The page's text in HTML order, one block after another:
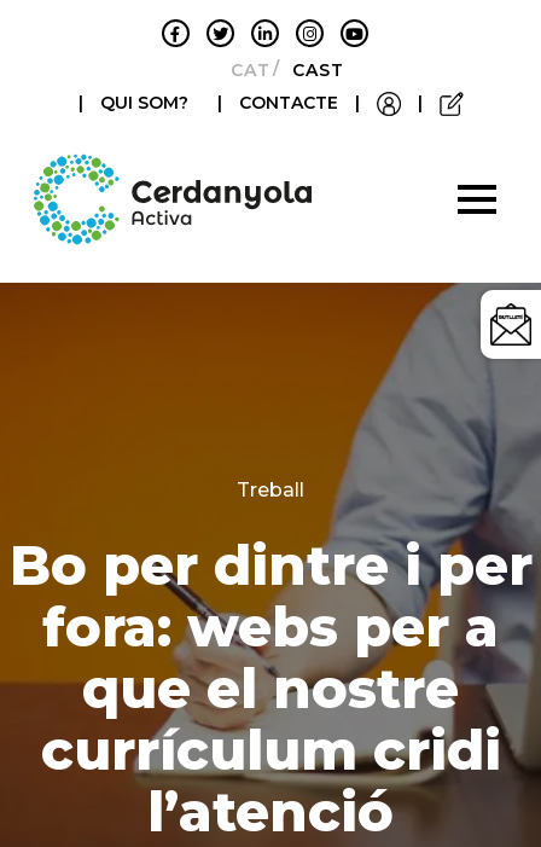
CATALÀCASTELLANO
|
QUI SOM? | CONTACTE | |
Categories
Treball
Bo per dintre i per
fora: webs per a
que el nostre
currículum cridi
l’atenció